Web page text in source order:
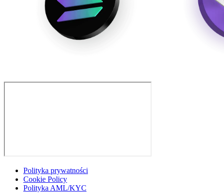
Polityka prywatności
Cookie Policy
Polityka AML/KYC